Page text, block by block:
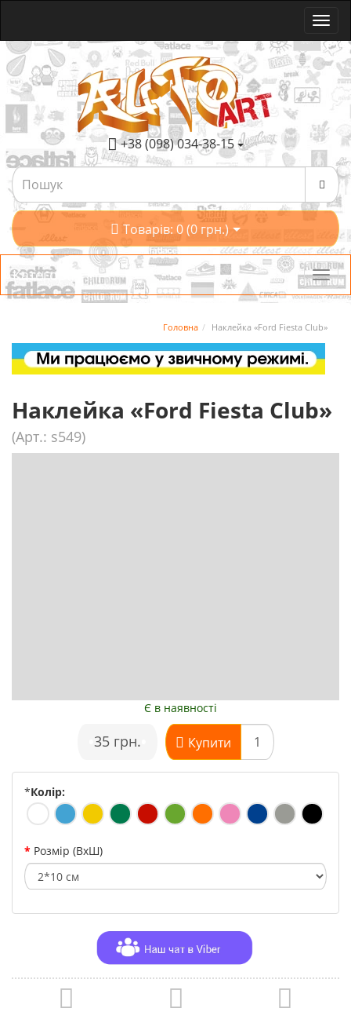
+38 (098) 034-38-15
Товарів: 0 (0 грн.)
Категорії
Головна Наклейка «Ford Fiesta Club»
Наклейка «Ford Fiesta Club»
(Арт.: s549)
Є в наявності
35 грн. Купити
*Колір:
Розмір (ВхШ)